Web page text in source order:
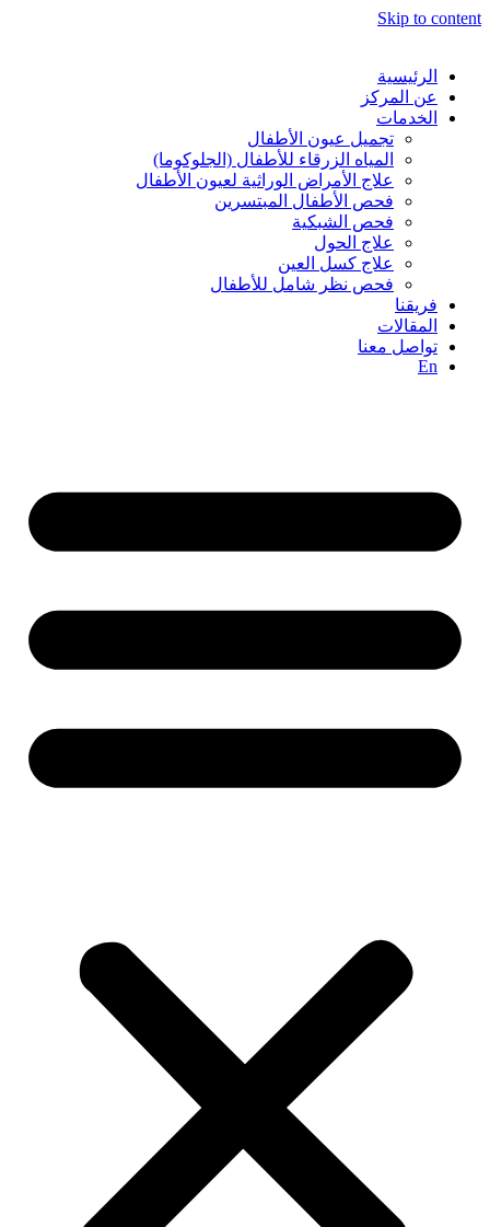
Skip to content
الرئيسية
عن المركز
الخدمات
تجميل عيون الأطفال
المياه الزرقاء للأطفال (الجلوكوما)
⁠علاج الأمراض الوراثية لعيون الأطفال
فحص الأطفال المبتسرين
فحص الشبكية
علاج الحول
علاج كسل العين
فحص نظر شامل للأطفال
فريقنا
المقالات
تواصل معنا
En